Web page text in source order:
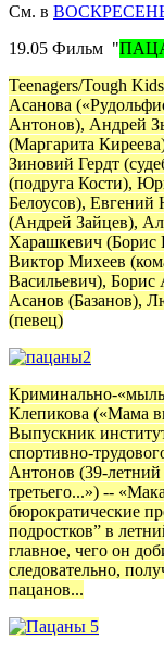
См. в
19.05 Фильм "
Teenagers/Tough
Асанова
Антонов), Андрей
(Маргарита
Зиновий Гердт
(подруга Кости),
Белоусов),
(Андрей Зайцев),
Харашкевич
Виктор Михеев
Васильевич), Борис
Асанов (Базанов),
(певец)
Криминально-
Клепикова («Мама
Выпускник
спортивно-
Антонов (39-
третьего...») --
бюрократические
подростков” в
главное, чего он
следовательно,
пацанов...